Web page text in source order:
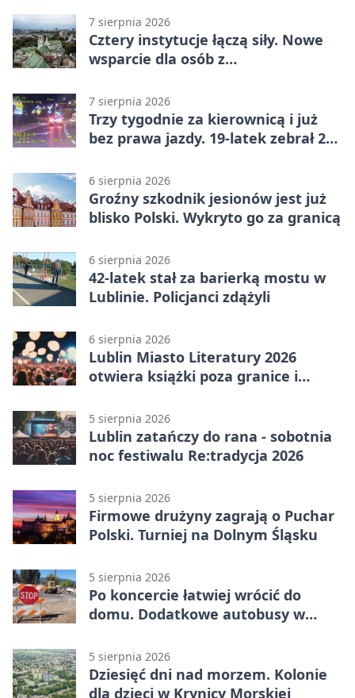
7 sierpnia 2026
Cztery instytucje łączą siły. Nowe
wsparcie dla osób z
7 sierpnia 2026
Trzy tygodnie za kierownicą i już
bez prawa jazdy. 19-latek zebrał 23
6 sierpnia 2026
Groźny szkodnik jesionów jest już
blisko Polski. Wykryto go za granicą
6 sierpnia 2026
42-latek stał za barierką mostu w
Lublinie. Policjanci zdążyli
6 sierpnia 2026
Lublin Miasto Literatury 2026
otwiera książki poza granice i
5 sierpnia 2026
Lublin zatańczy do rana - sobotnia
noc festiwalu Re:tradycja 2026
5 sierpnia 2026
Firmowe drużyny zagrają o Puchar
Polski. Turniej na Dolnym Śląsku
5 sierpnia 2026
Po koncercie łatwiej wrócić do
domu. Dodatkowe autobusy w
5 sierpnia 2026
Dziesięć dni nad morzem. Kolonie
dla dzieci w Krynicy Morskiej